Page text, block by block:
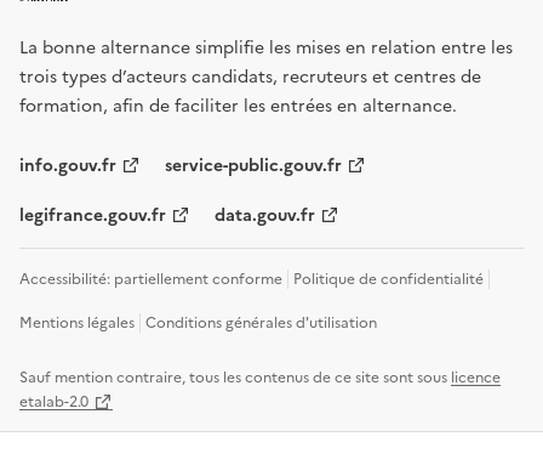
La bonne alternance simplifie les mises en relation entre les
trois types d’acteurs candidats, recruteurs et centres de
formation, afin de faciliter les entrées en alternance.
info.gouv.fr service-public.gouv.fr
legifrance.gouv.fr data.gouv.fr
Accessibilité: partiellement conforme Politique de confidentialité
Mentions légales Conditions générales d'utilisation
Sauf mention contraire, tous les contenus de ce site sont sous licence
etalab-2.0